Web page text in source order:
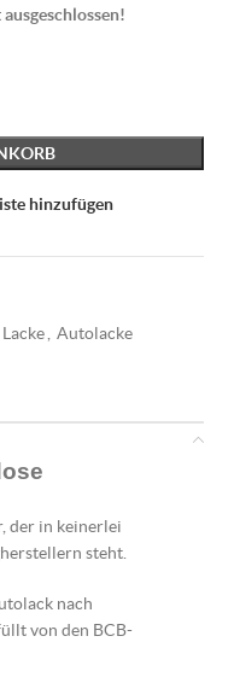
hinzufügen
Lacke, Autolacke
der in keinerlei
steht.
nach
von den BCB-